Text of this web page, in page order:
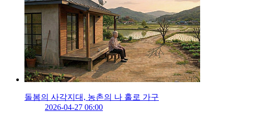
돌봄의 사각지대, 농촌의 나 홀로 가구
2026-04-27 06:00